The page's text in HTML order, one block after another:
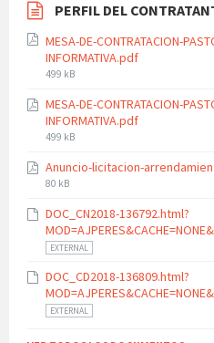
PERFIL DEL
MESA-DE-CONTRATACION-
INFORMATIVA.pdf
File
499 kB
MESA-DE-CONTRATACION-
INFORMATIVA.pdf
File
499 kB
Anuncio-licitacion-
File
80 kB
DOC_CN2018-136792.html?
EXTERNAL
DOC_CD2018-136809.html?
EXTERNAL